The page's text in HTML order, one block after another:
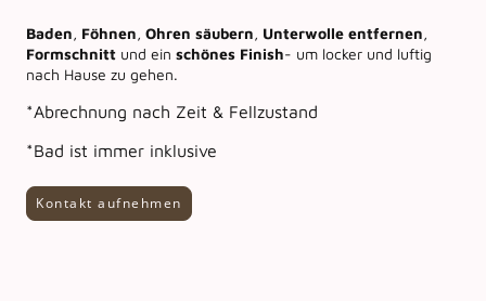
Baden, Föhnen, Ohren säubern, Unterwolle entfernen,
Formschnitt und ein schönes Finish- um locker und luftig
nach Hause zu gehen.
*Abrechnung nach Zeit & Fellzustand
*Bad ist immer inklusive
Kontakt aufnehmen